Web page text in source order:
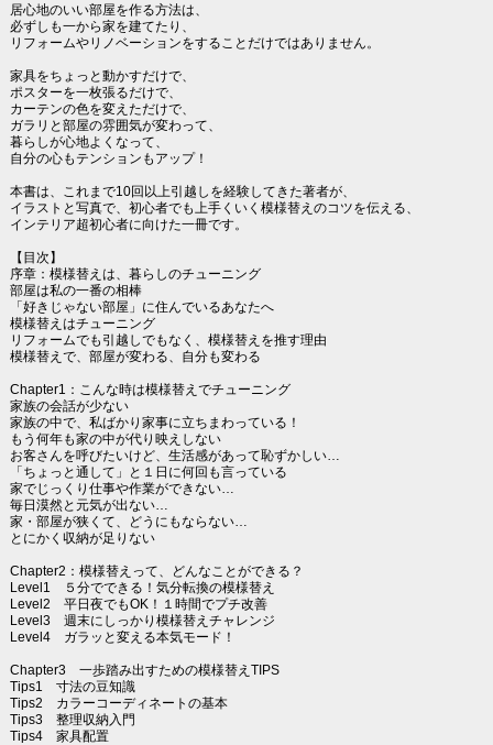
居心地のいい部屋を作る方法は、
必ずしも一から家を建てたり、
リフォームやリノベーションをすることだけではありません。
家具をちょっと動かすだけで、
ポスターを一枚張るだけで、
カーテンの色を変えただけで、
ガラリと部屋の雰囲気が変わって、
暮らしが心地よくなって、
自分の心もテンションもアップ！
本書は、これまで10回以上引越しを経験してきた著者が、
イラストと写真で、初心者でも上手くいく模様替えのコツを伝える、
インテリア超初心者に向けた一冊です。
【目次】
序章：模様替えは、暮らしのチューニング
部屋は私の一番の相棒
「好きじゃない部屋」に住んでいるあなたへ
模様替えはチューニング
リフォームでも引越しでもなく、模様替えを推す理由
模様替えで、部屋が変わる、自分も変わる
Chapter1：こんな時は模様替えでチューニング
家族の会話が少ない
家族の中で、私ばかり家事に立ちまわっている！
もう何年も家の中が代り映えしない
お客さんを呼びたいけど、生活感があって恥ずかしい…
「ちょっと通して」と１日に何回も言っている
家でじっくり仕事や作業ができない…
毎日漠然と元気が出ない…
家・部屋が狭くて、どうにもならない…
とにかく収納が足りない
Chapter2：模様替えって、どんなことができる？
Level1 ５分でできる！気分転換の模様替え
Level2 平日夜でもOK！１時間でプチ改善
Level3 週末にしっかり模様替えチャレンジ
Level4 ガラッと変える本気モード！
Chapter3 一歩踏み出すための模様替えTIPS
Tips1 寸法の豆知識
Tips2 カラーコーディネートの基本
Tips3 整理収納入門
Tips4 家具配置